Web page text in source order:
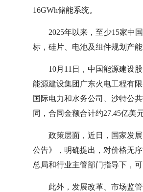
16GWh储能系统。
2025年以来，至少15家中
标，硅片、电池及组件规划产
10月11日，中国能源建设
能源建设集团广东火电工程有
国际电力和水务公司、沙特公
同，合同金额合计约27.45亿美
政策层面，近日，国家发
公告》，明确提出，对价格无
总局和行业主管部门指导下，
此外，发展改革、市场监